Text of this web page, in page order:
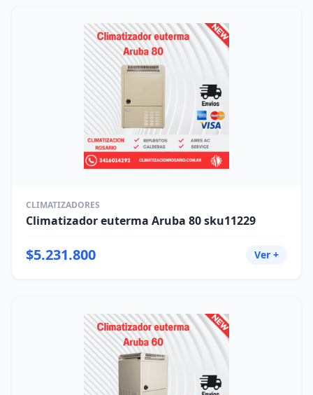
CLIMATIZADORES
Climatizador euterma Aruba 80 sku11229
$5.231.800 Ver +